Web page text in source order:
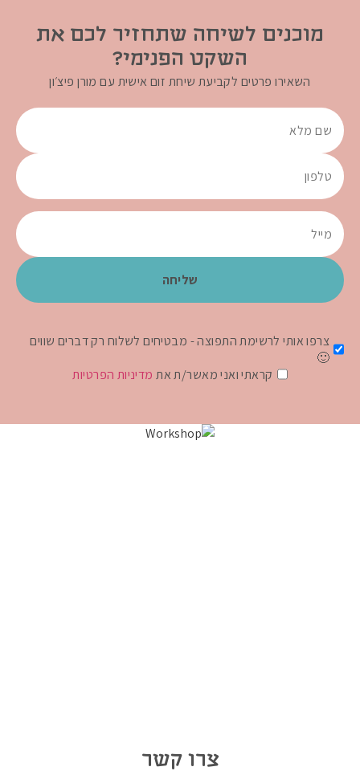
מוכנים לשיחה שתחזיר לכם את
השקט הפנימי?
השאירו פרטים לקביעת שיחת זום אישית עם מורן פיצ׳ון
צרפו אותי לרשימת התפוצה - מבטיחים לשלוח רק דברים שווים
🙂
קראתי ואני מאשר/ת את מדיניות הפרטיות
צרו קשר